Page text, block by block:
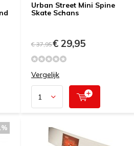
Urban Street Mini Spine
Skate Schans
€ 37,95€ 29,95
Vergelijk